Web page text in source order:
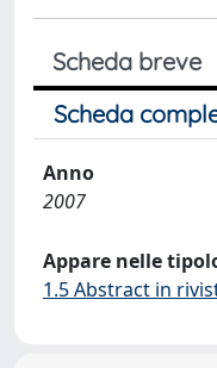
Scheda breve
Scheda
Anno
2007
Appare nelle
1.5 Abstract in